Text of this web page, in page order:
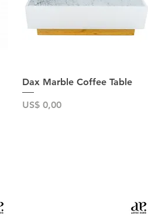
Snel overzicht
Dax Marble Coffee Table
Prijs
US$ 0,00